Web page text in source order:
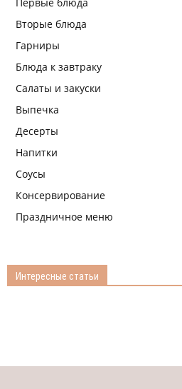
Первые блюда
Вторые блюда
Гарниры
Блюда к завтраку
Салаты и закуски
Выпечка
Десерты
Напитки
Соусы
Консервирование
Праздничное меню
Интересные статьи